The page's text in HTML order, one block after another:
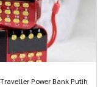
Power Bank Putih